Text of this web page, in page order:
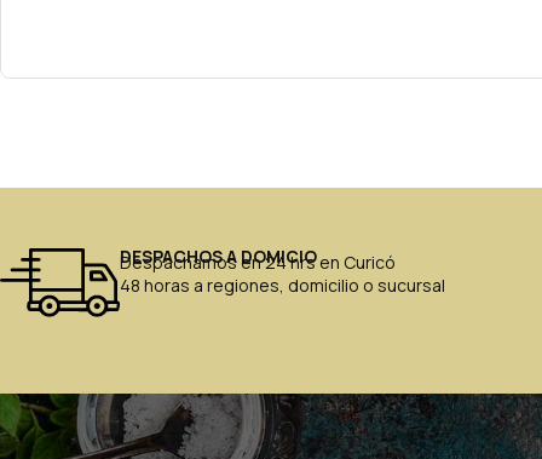
DESPACHOS A DOMICIO
Despachamos en 24 hrs en Curicó
48 horas a regiones, domicilio o sucursal